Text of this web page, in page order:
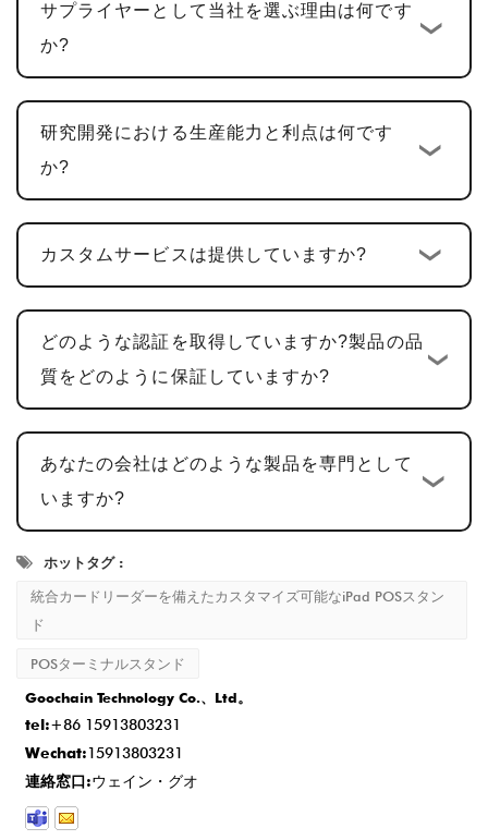
標準のカスタム開発サイクルは次のとおりで
す。
設計、ソフトウェア開発を含む多機能 PCBA 製
品の場合、通常、サイクルは次のとおりです。
くためのサンプルを提供しております。サンプ
ルの承認には通常時間がかかります
5～7営業
日、フィードバックに基づいて調整が加えられ
ています。
量産と品質検査: サンプル承認後、生産サイク
していることを確認します。
配送とアフターサービス: 生産完了後の納期は
通常、
包括的なアフターサービスを提供します。
サプライヤーとして当社を選ぶ理由は何です
か?
研究開発における生産能力と利点は何です
か?
カスタムサービスは提供していますか?
どのような認証を取得していますか?製品の品
質をどのように保証していますか?
あなたの会社はどのような製品を専門として
いますか?
ホットタグ :
統合カードリーダーを備えたカスタマイズ可能なiPad POSスタン
ド
POSターミナルスタンド
Goochain Technology Co.、Ltd。
tel:+86 15913803231
Wechat:15913803231
連絡窓口:ウェイン・グオ